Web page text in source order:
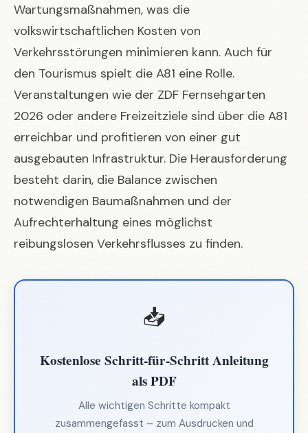
Wartungsmaßnahmen, was die
volkswirtschaftlichen Kosten von
Verkehrsstörungen minimieren kann. Auch für
den Tourismus spielt die A81 eine Rolle.
Veranstaltungen wie der ZDF Fernsehgarten
2026 oder andere Freizeitziele sind über die A81
erreichbar und profitieren von einer gut
ausgebauten Infrastruktur. Die Herausforderung
besteht darin, die Balance zwischen
notwendigen Baumaßnahmen und der
Aufrechterhaltung eines möglichst
reibungslosen Verkehrsflusses zu finden.
📥
Kostenlose Schritt-für-Schritt Anleitung
als PDF
Alle wichtigen Schritte kompakt
zusammengefasst – zum Ausdrucken und